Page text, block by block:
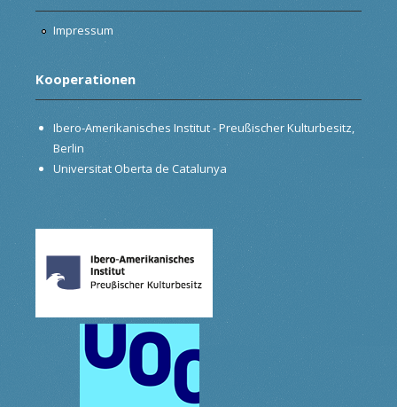
Impressum
Kooperationen
Ibero-Amerikanisches Institut - Preußischer Kulturbesitz,
Berlin
Universitat Oberta de Catalunya